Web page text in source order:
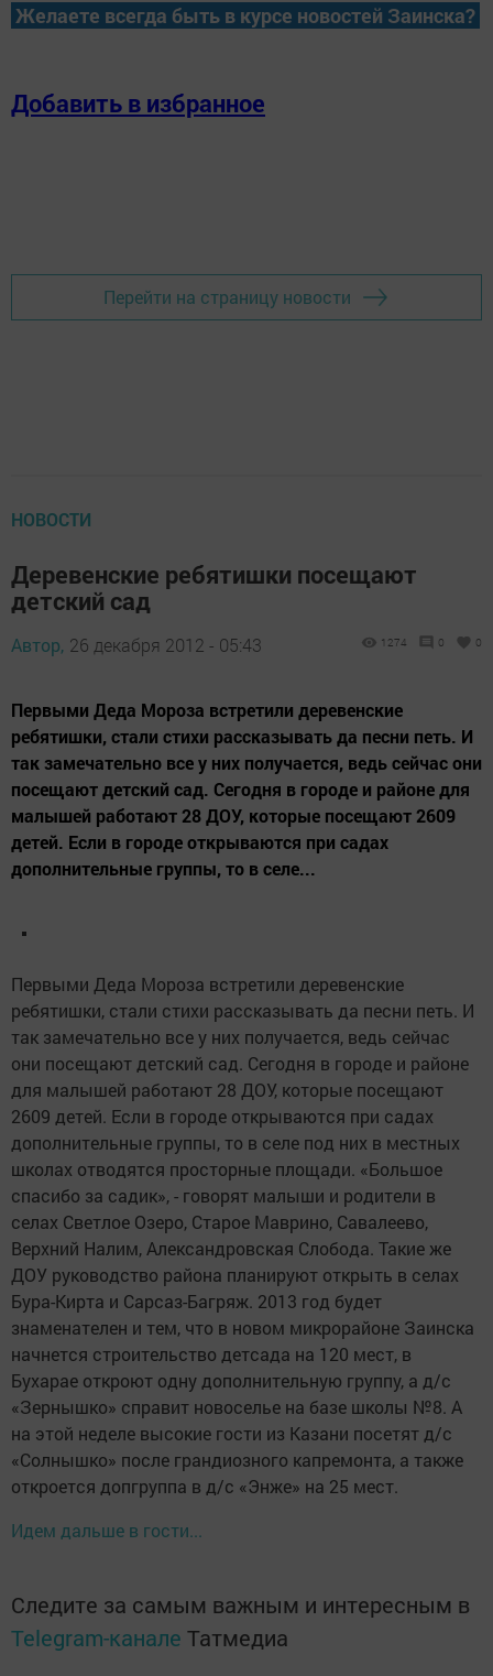
Желаете всегда быть в курсе новостей Заинска?
Добавить в избранное
Перейти на страницу новости
НОВОСТИ
Деревенские ребятишки посещают
детский сад
Автор, 26 декабря 2012 - 05:43 1274 0 0
Первыми Деда Мороза встретили деревенские
ребятишки, стали стихи рассказывать да песни петь. И
так замечательно все у них получается, ведь сейчас они
посещают детский сад. Сегодня в городе и районе для
малышей работают 28 ДОУ, которые посещают 2609
детей. Если в городе открываются при садах
дополнительные группы, то в селе...
Первыми Деда Мороза встретили деревенские
ребятишки, стали стихи рассказывать да песни петь. И
так замечательно все у них получается, ведь сейчас
они посещают детский сад. Сегодня в городе и районе
для малышей работают 28 ДОУ, которые посещают
2609 детей. Если в городе открываются при садах
дополнительные группы, то в селе под них в местных
школах отводятся просторные площади. «Большое
спасибо за садик», - говорят малыши и родители в
селах Светлое Озеро, Старое Маврино, Савалеево,
Верхний Налим, Александровская Слобода. Такие же
ДОУ руководство района планируют открыть в селах
Бура-Кирта и Сарсаз-Багряж. 2013 год будет
знаменателен и тем, что в новом микрорайоне Заинска
начнется строительство детсада на 120 мест, в
Бухарае откроют одну дополнительную группу, а д/с
«Зернышко» справит новоселье на базе школы №8. А
на этой неделе высокие гости из Казани посетят д/с
«Солнышко» после грандиозного капремонта, а также
откроется допгруппа в д/с «Энже» на 25 мест.
Идем дальше в гости...
Следите за самым важным и интересным в
Telegram-канале Татмедиа